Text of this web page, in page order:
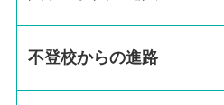
不登校からの進路